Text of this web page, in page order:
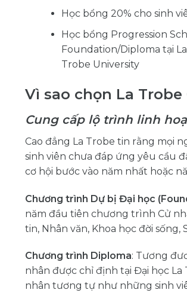
Học bổng 20% cho sinh
Học bổng Progression
Foundation/Diploma tại
Trobe University
Vì sao chọn La Trobe
Cung cấp lộ trình linh
Cao đẳng La Trobe tin rằng mọi
sinh viên chưa đáp ứng yêu cầu
cơ hội bước vào năm nhất hoặc
Chương trình Dự bị Đại học
năm đầu tiên chương trình Cử
tin, Nhân văn, Khoa học đời sống,
Chương trình Diploma: Tương
nhân được chỉ định tại Đại học
nhân tương tự như những sinh